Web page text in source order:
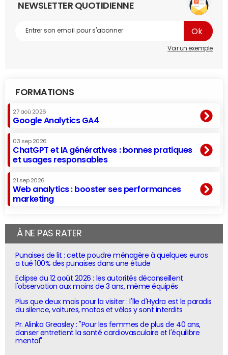
NEWSLETTER QUOTIDIENNE
Voir un exemple
FORMATIONS
27 aoû 2026
Google Analytics GA4
03 sep 2026
ChatGPT et IA génératives : bonnes pratiques
et usages responsables
21 sep 2026
Web analytics : booster ses performances
marketing
À NE PAS RATER
Punaises de lit : cette poudre ménagère à quelques euros
a tué 100% des punaises dans une étude
Eclipse du 12 août 2026 : les autorités déconseillent
l'observation aux moins de 3 ans, même équipés
Plus que deux mois pour la visiter : l'île d'Hydra est le paradis
du silence, voitures, motos et vélos y sont interdits
Pr. Alinka Greasley : "Pour les femmes de plus de 40 ans,
danser entretient la santé cardiovasculaire et l'équilibre
mental"